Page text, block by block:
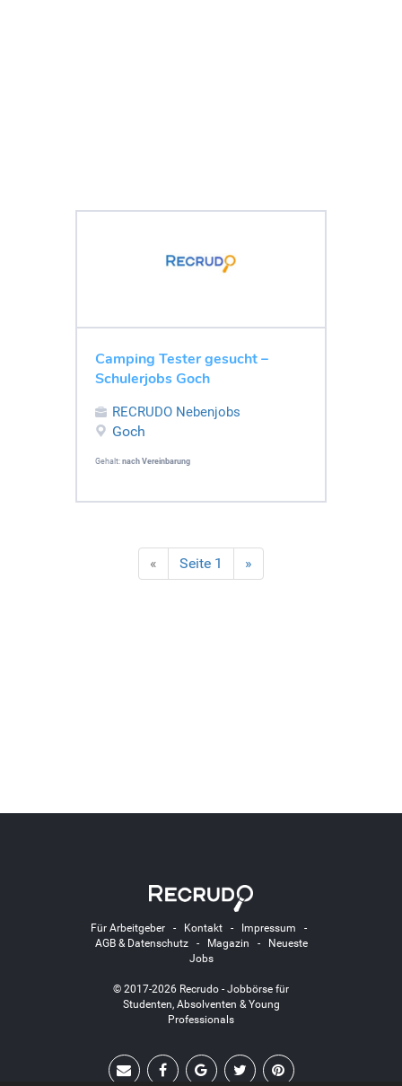
Camping Tester gesucht –
Schulerjobs Goch
RECRUDO Nebenjobs
Goch
Gehalt: nach Vereinbarung
« Seite 1 »
Für Arbeitgeber- Kontakt- Impressum -
AGB & Datenschutz- Magazin -
Neueste
Jobs
© 2017-2026 Recrudo - Jobbörse für
Studenten, Absolventen & Young
Professionals